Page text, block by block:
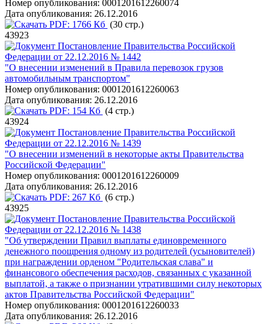
Номер опубликования: 0001201612260074
Дата опубликования: 26.12.2016
PDF: 1766 Кб (30 стр.)
43923
Постановление Правительства Российской
Федерации от 22.12.2016 № 1442
"О внесении изменений в Правила перевозок грузов
автомобильным транспортом"
Номер опубликования: 0001201612260063
Дата опубликования: 26.12.2016
PDF: 154 Кб (4 стр.)
43924
Постановление Правительства Российской
Федерации от 22.12.2016 № 1439
"О внесении изменений в некоторые акты Правительства
Российской Федерации"
Номер опубликования: 0001201612260009
Дата опубликования: 26.12.2016
PDF: 267 Кб (6 стр.)
43925
Постановление Правительства Российской
Федерации от 22.12.2016 № 1438
"Об утверждении Правил выплаты единовременного
денежного поощрения одному из родителей (усыновителей)
при награждении орденом "Родительская слава" и
финансового обеспечения расходов, связанных с указанной
выплатой, а также о признании утратившими силу некоторых
актов Правительства Российской Федерации"
Номер опубликования: 0001201612260033
Дата опубликования: 26.12.2016